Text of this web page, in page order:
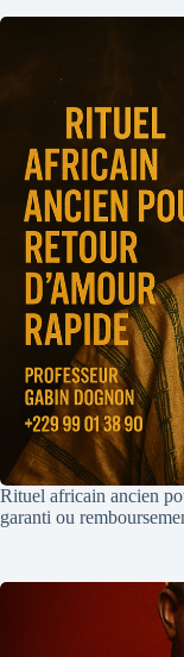
Rituel africain ancien
garanti ou